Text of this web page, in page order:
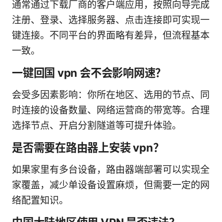
通常通过下载厂商的客户端应用，按照向导完成
注册、登录、选择服务器、点击连接即可实现一
键连接。不同平台的界面略有差异，但流程基本
一致。
一键回国 vpn 会不会影响网速？
会受多因素影响：你所在地区、选用的节点、同
时连接的设备数量、网络运营商的带宽等。合理
选择节点、开启分割隧道等可提升体验。
是否需要在路由器上安装 vpn？
如果家里有多台设备，路由器端部署可以实现全
家覆盖，减少单设备设置麻烦，但需要一定的网
络配置知识。